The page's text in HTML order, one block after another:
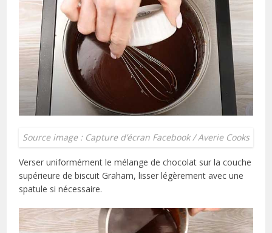
Source image : Capture d’écran Facebook / Averie Cooks
Verser uniformément le mélange de chocolat sur la couche
supérieure de biscuit Graham, lisser légèrement avec une
spatule si nécessaire.